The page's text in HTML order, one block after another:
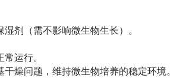
剂（需不影响微生物生长）。
运行。
燥问题，维持微生物培养的稳定环境。